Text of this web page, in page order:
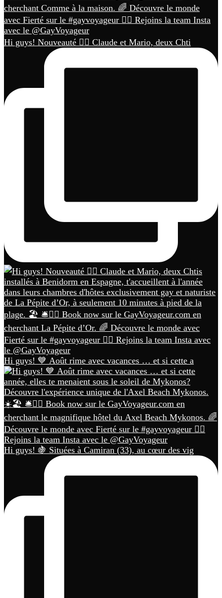
Hi guys! Nouveauté 🏳️‍🌈 Claude et Mario, deux Chti
Hi guys! 💙 Août rime avec vacances … et si cette a
Hi guys! 🍇 Situées à Camiran (33), au cœur des vig